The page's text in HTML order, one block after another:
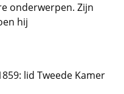
onderwerpen. Zijn
hij
lid Tweede Kamer